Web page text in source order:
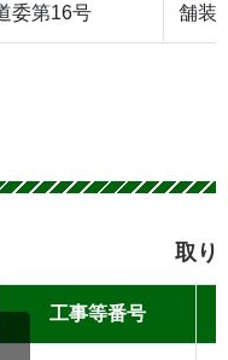
委第16号 舗装
取り
工事等番号